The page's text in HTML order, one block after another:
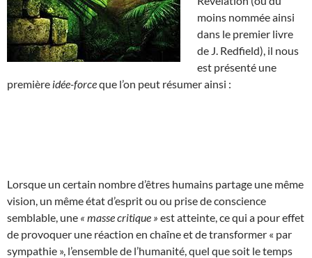
moins nommée ainsi
dans le premier livre
de J. Redfield), il nous
est présenté une
première idée-forceque l’on peut résumer ainsi :
Lorsque un certain nombre d’êtres humains partage une même
vision, un même état d’esprit ou ou prise de conscience
semblable, une « masse critique » est atteinte, ce qui a pour effet
de provoquer une réaction en chaîne et de transformer « par
sympathie », l’ensemble de l’humanité, quel que soit le temps